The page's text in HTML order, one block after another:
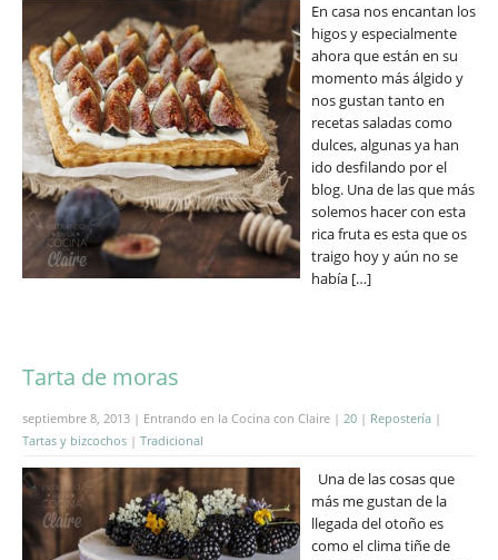
En casa nos encantan los
higos y especialmente
ahora que están en su
momento más álgido y
nos gustan tanto en
recetas saladas como
dulces, algunas ya han
ido desfilando por el
blog. Una de las que más
solemos hacer con esta
rica fruta es esta que os
traigo hoy y aún no se
había […]
Tarta de moras
septiembre 8, 2013 | Entrando en la Cocina con Claire | 20 | Repostería |
Tartas y bizcochos | Tradicional
Una de las cosas que
más me gustan de la
llegada del otoño es
como el clima tiñe de